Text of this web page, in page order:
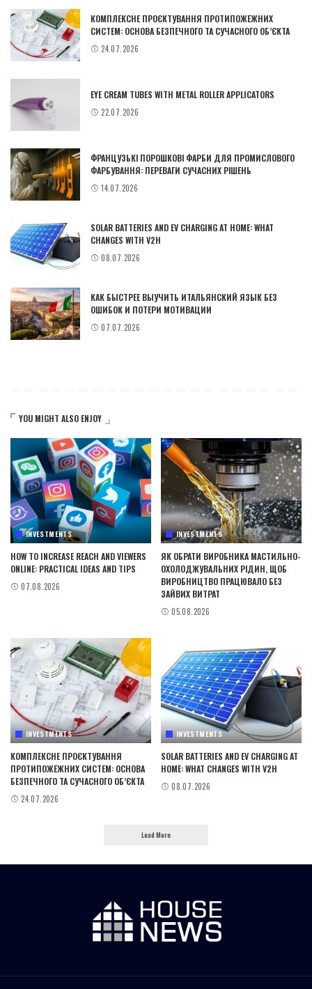
КОМПЛЕКСНЕ ПРОЄКТУВАННЯ ПРОТИПОЖЕЖНИХ
СИСТЕМ: ОСНОВА БЕЗПЕЧНОГО ТА СУЧАСНОГО ОБ’ЄКТА
24.07.2026
EYE CREAM TUBES WITH METAL ROLLER APPLICATORS
22.07.2026
ФРАНЦУЗЬКІ ПОРОШКОВІ ФАРБИ ДЛЯ ПРОМИСЛОВОГО
ФАРБУВАННЯ: ПЕРЕВАГИ СУЧАСНИХ РІШЕНЬ
14.07.2026
SOLAR BATTERIES AND EV CHARGING AT HOME: WHAT
CHANGES WITH V2H
08.07.2026
КАК БЫСТРЕЕ ВЫУЧИТЬ ИТАЛЬЯНСКИЙ ЯЗЫК БЕЗ
ОШИБОК И ПОТЕРИ МОТИВАЦИИ
07.07.2026
YOU MIGHT ALSO ENJOY
INVESTMENTS
HOW TO INCREASE REACH AND VIEWERS
ONLINE: PRACTICAL IDEAS AND TIPS
07.08.2026
INVESTMENTS
ЯК ОБРАТИ ВИРОБНИКА МАСТИЛЬНО-
ОХОЛОДЖУВАЛЬНИХ РІДИН, ЩОБ
ВИРОБНИЦТВО ПРАЦЮВАЛО БЕЗ
ЗАЙВИХ ВИТРАТ
05.08.2026
INVESTMENTS
КОМПЛЕКСНЕ ПРОЄКТУВАННЯ
ПРОТИПОЖЕЖНИХ СИСТЕМ: ОСНОВА
БЕЗПЕЧНОГО ТА СУЧАСНОГО ОБ’ЄКТА
24.07.2026
INVESTMENTS
SOLAR BATTERIES AND EV CHARGING AT
HOME: WHAT CHANGES WITH V2H
08.07.2026
Load More